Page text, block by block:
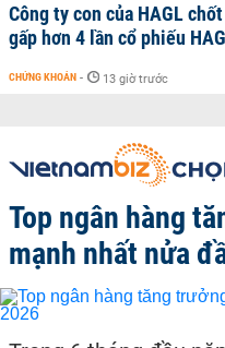
Công ty con của HAGL
gấp hơn 4 lần cổ phiếu HAG
CHỨNG KHOÁN - 13 giờ trước
Top ngân hàng
mạnh nhất nửa